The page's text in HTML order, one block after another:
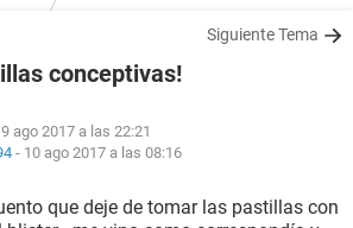
Siguiente Tema
conceptivas!
ago 2017 a las 22:21
- 10 ago 2017 a las 08:16
que deje de tomar las pastillas con